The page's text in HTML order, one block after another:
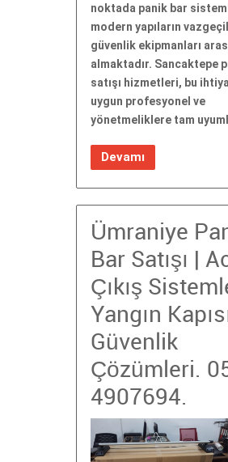
noktada panik bar
modern yapıların
güvenlik ekipmanları
almaktadır. Sancaktepe
satışı hizmetleri, bu
uygun profesyonel ve
yönetmeliklere tam
Devamı
Ümraniye
Bar Satışı |
Çıkış
Yangın
Güvenlik
Çözümleri.
4907694.